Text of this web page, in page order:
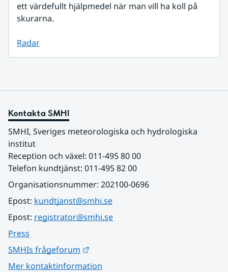
ett värdefullt hjälpmedel när man vill ha koll på
skurarna.
Radar
Kontakta SMHI
SMHI, Sveriges meteorologiska och hydrologiska
institut
Reception och växel: 011-495 80 00
Telefon kundtjänst: 011-495 82 00
Organisationsnummer: 202100-0696
Epost: kundtjanst@smhi.se
Epost: registrator@smhi.se
Press
SMHIs frågeforum
Mer kontaktinformation